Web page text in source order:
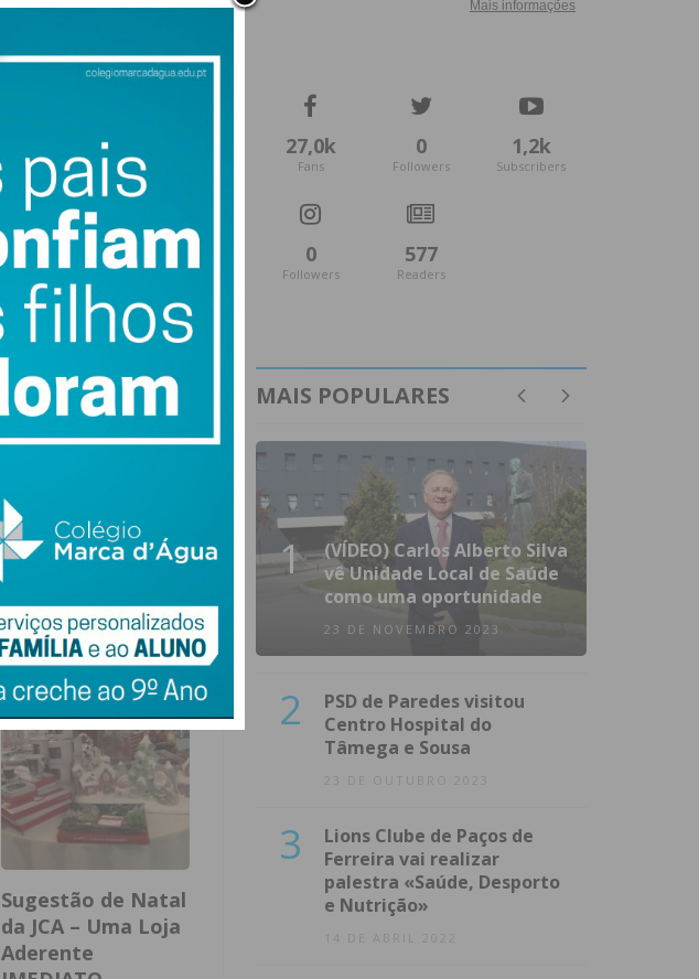
Sugestão de Natal
da JCA – Uma Loja
Aderente
27,0k
Fans
0
Followers
1,2k
Subscribers
0
Followers
577
Readers
MAIS POPULARES
1
(VÍDEO) Carlos Alberto Silva
vê Unidade Local de Saúde
como uma oportunidade
23 DE NOVEMBRO 2023
2
PSD de Paredes visitou
Centro Hospital do
Tâmega e Sousa
23 DE OUTUBRO 2023
3
Lions Clube de Paços de
Ferreira vai realizar
palestra «Saúde, Desporto
e Nutrição»
14 DE ABRIL 2022